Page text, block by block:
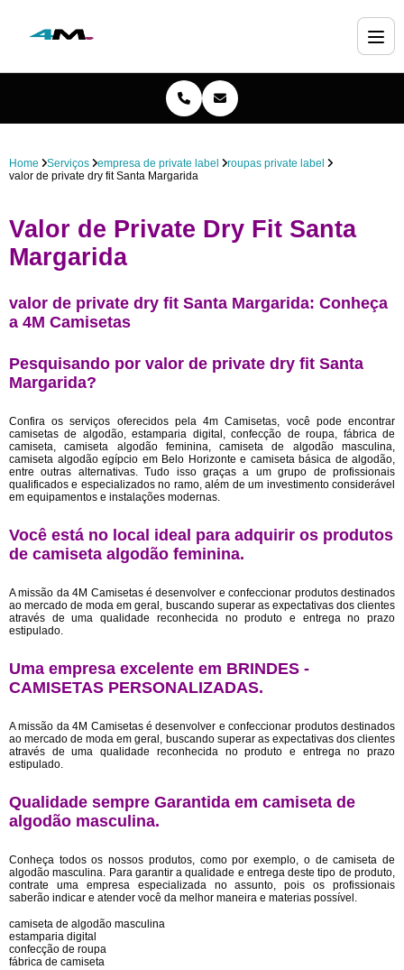
Home Serviços empresa de private label
roupas private label
valor de private dry fit Santa Margarida
Valor de Private Dry Fit Santa
Margarida
valor de private dry fit Santa Margarida: Conheça
a 4M Camisetas
Pesquisando por valor de private dry fit Santa
Margarida?
Confira os serviços oferecidos pela 4m Camisetas, você pode encontrar
camisetas de algodão, estamparia digital, confecção de roupa, fábrica de
camiseta, camiseta algodão feminina, camiseta de algodão masculina,
camiseta algodão egípcio em Belo Horizonte e camiseta básica de algodão,
entre outras alternativas. Tudo isso graças a um grupo de profissionais
qualificados e especializados no ramo, além de um investimento considerável
em equipamentos e instalações modernas.
Você está no local ideal para adquirir os produtos
de camiseta algodão feminina.
A missão da 4M Camisetas é desenvolver e confeccionar produtos destinados
ao mercado de moda em geral, buscando superar as expectativas dos clientes
através de uma qualidade reconhecida no produto e entrega no prazo
estipulado.
Uma empresa excelente em BRINDES -
CAMISETAS PERSONALIZADAS.
A missão da 4M Camisetas é desenvolver e confeccionar produtos destinados
ao mercado de moda em geral, buscando superar as expectativas dos clientes
através de uma qualidade reconhecida no produto e entrega no prazo
estipulado.
Qualidade sempre Garantida em camiseta de
algodão masculina.
Conheça todos os nossos produtos, como por exemplo, o de camiseta de
algodão masculina. Para garantir a qualidade e entrega deste tipo de produto,
contrate uma empresa especializada no assunto, pois os profissionais
saberão indicar e atender você da melhor maneira e materias possível.
camiseta de algodão masculina
estamparia digital
confecção de roupa
fábrica de camiseta